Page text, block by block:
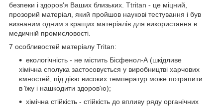
безпеки і здоров'я Ваших близьких. Ttritan - це міцний,
прозорий матеріал, який пройшов наукові тестування і був
визнаним одним з кращих матеріалів для використання в
медичній промисловості.
7 особливостей матеріалу Tritan:
екологічність - не містить Бісфенол-А (шкідливе
хімічна сполука застосовується у виробництві харчових
ємностей, під дією високих температур може потрапити
в їжу і нашкодити здоров'ю);
хімічна стійкість - стійкість до впливу ряду органічних